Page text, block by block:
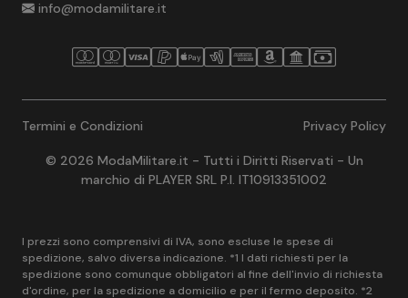
info@modamilitare.it
Termini e Condizioni Privacy Policy
© 2026 ModaMilitare.it - Tutti i Diritti Riservati - Un
marchio di PLAYER SRL P.I. IT10913351002
I prezzi sono comprensivi di IVA, sono escluse le spese di
spedizione, salvo diversa indicazione. *1 I dati richiesti per la
spedizione sono comunque obbligatori al fine dell'invio di richiesta
d'ordine, per la spedizione a domicilio e per il fermo deposito. *2